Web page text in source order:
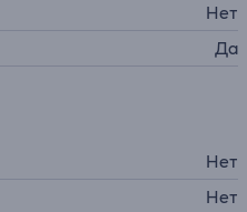
Нет
Да
Нет
Нет